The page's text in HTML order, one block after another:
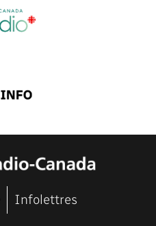
Infolettres